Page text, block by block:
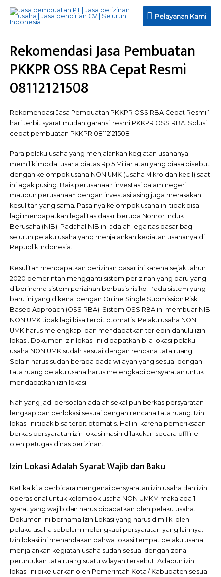
Pelayanan
Pelayanan Kami
Rekomendasi Jasa Pembuatan
PKKPR OSS RBA Cepat Resmi
08112121508
Rekomendasi Jasa Pembuatan PKKPR OSS RBA Cepat Resmi 1
hari terbit syarat mudah garansi resmi PKKPR OSS RBA. Solusi
cepat pembuatan PKKPR 08112121508
Para pelaku usaha yang menjalankan kegiatan usahanya
memiliki modal usaha diatas Rp 5 Miliar atau yang biasa disebut
dengan kelompok usaha NON UMK (Usaha Mikro dan kecil) saat
ini agak pusing. Baik perusahaan investasi dalam negeri
maupun perusahaan dengan investasi asing juga merasakan
kesulitan yang sama. Pasalnya kelompok usaha ini tidak bisa
lagi mendapatkan legalitas dasar berupa Nomor Induk
Berusaha (NIB). Padahal NIB ini adalah legalitas dasar bagi
seluruh pelaku usaha yang menjalankan kegiatan usahanya di
Republik Indonesia.
Kesulitan mendapatkan perizinan dasar ini karena sejak tahun
2020 pemerintah mengganti sistem perizinan yang baru yang
diberinama sistem perizinan berbasis risiko. Pada sistem yang
baru ini yang dikenal dengan Online Single Submission Risk
Based Approach (OSS RBA). Sistem OSS RBA ini membuar NIB
NON UMK tidak lagi bisa terbit otomatis. Pelaku usaha NON
UMK harus melengkapi dan mendapatkan terlebih dahulu izin
lokasi. Dokumen izin lokasi ini didapatkan bila lokasi pelaku
usaha NON UMK sudah sesuai dengan rencana tata ruang.
Selain harus sudah berada pada wilayah yang sesuai dengan
tata ruang pelaku usaha harus melengkapi persyaratan untuk
mendapatkan izin lokasi.
Nah yang jadi persoalan adalah sekalipun berkas persyaratan
lengkap dan berlokasi sesuai dengan rencana tata ruang. Izin
lokasi ini tidak bisa terbit otomatis. Hal ini karena pemeriksaan
berkas persyaratan izin lokasi masih dilakukan secara offline
oleh petugas dinas perizinan.
Izin Lokasi Adalah Syarat Wajib dan Baku
Ketika kita berbicara mengenai persyaratan izin usaha dan izin
operasional untuk kelompok usaha NON UMKM maka ada 1
syarat yang wajib dan harus didapatkan oleh pelaku usaha.
Dokumen ini bernama Izin Lokasi yang harus dimiliki oleh
pelaku usaha sebelum melengkapi persyaratan yang lainnya.
Izin lokasi ini menandakan bahwa lokasi tempat pelaku usaha
menjalankan kegiatan usaha sudah sesuai dengan zona
peruntukan tata ruang suatu wilayah tersebut. Adapun izin
lokasi ini dikeluarkan oleh Pemerintah Kota / Kabupaten sesuai